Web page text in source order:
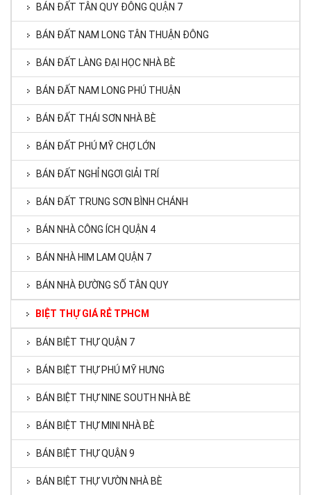
BÁN ĐẤT TÂN QUY ĐÔNG QUẬN 7
BÁN ĐẤT NAM LONG TÂN THUẬN ĐÔNG
BÁN ĐẤT LÀNG ĐẠI HỌC NHÀ BÈ
BÁN ĐẤT NAM LONG PHÚ THUẬN
BÁN ĐẤT THÁI SƠN NHÀ BÈ
BÁN ĐẤT PHÚ MỸ CHỢ LỚN
BÁN ĐẤT NGHỈ NGƠI GIẢI TRÍ
BÁN ĐẤT TRUNG SƠN BÌNH CHÁNH
BÁN NHÀ CÔNG ÍCH QUẬN 4
BÁN NHÀ HIM LAM QUẬN 7
BÁN NHÀ ĐƯỜNG SỐ TÂN QUY
BIỆT THỰ GIÁ RẺ TPHCM
BÁN BIỆT THỰ QUẬN 7
BÁN BIỆT THỰ PHÚ MỸ HƯNG
BÁN BIỆT THỰ NINE SOUTH NHÀ BÈ
BÁN BIỆT THỰ MINI NHÀ BÈ
BÁN BIỆT THỰ QUẬN 9
BÁN BIỆT THỰ VƯỜN NHÀ BÈ